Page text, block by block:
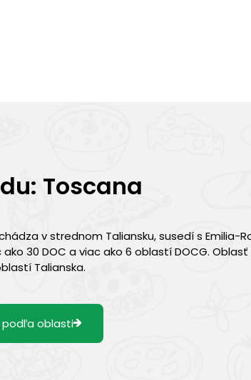
Toscana
v strednom Taliansku, susedí s Emilia-
30 DOC a viac ako 6 oblastí DOCG.
Talianska.
oblasti